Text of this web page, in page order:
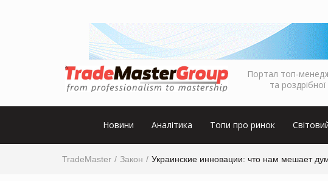
Портал топ-
та роздрібної
Новини Аналітика Топи про ринок
TradeMaster Закон Украинские инновации: что нам мешает